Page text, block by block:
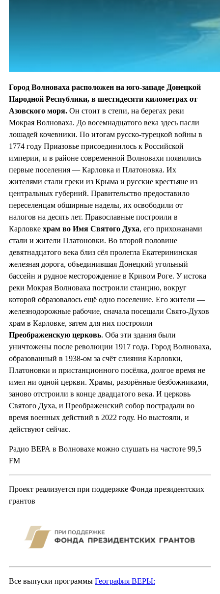
Город Волноваха расположен на юго-западе Донецкой
Народной Республики, в шестидесяти километрах от
Азовского моря. Он стоит в степи, на берегах реки
Мокрая Волноваха. До восемнадцатого века здесь пасли
лошадей кочевники. По итогам русско-турецкой войны в
1774 году Приазовье присоединилось к Российской
империи, и в районе современной Волновахи появились
первые поселения — Карловка и Платоновка. Их
жителями стали греки из Крыма и русские крестьяне из
центральных губерний. Правительство предоставило
переселенцам обширные наделы, их освободили от
налогов на десять лет. Православные построили в
Карловке храм во Имя Святого Духа, его прихожанами
стали и жители Платоновки. Во второй половине
девятнадцатого века близ сёл пролегла Екатерининская
железная дорога, объединившая Донецкий угольный
бассейн и рудное месторождение в Кривом Роге. У истока
реки Мокрая Волноваха построили станцию, вокруг
которой образовалось ещё одно поселение. Его жители —
железнодорожные рабочие, сначала посещали Свято-Духов
храм в Карловке, затем для них построили
Преображенскую церковь. Оба эти здания были
уничтожены после революции 1917 года. Город Волноваха,
образованный в 1938-ом за счёт слияния Карловки,
Платоновки и пристанционного посёлка, долгое время не
имел ни одной церкви. Храмы, разорённые безбожниками,
заново отстроили в конце двадцатого века. И церковь
Святого Духа, и Преображенский собор пострадали во
время военных действий в 2022 году. Но выстояли, и
действуют сейчас.
Радио ВЕРА в Волновахе можно слушать на частоте 99,5
FM
Проект реализуется при поддержке Фонда президентских
грантов
Все выпуски программы География ВЕРЫ: